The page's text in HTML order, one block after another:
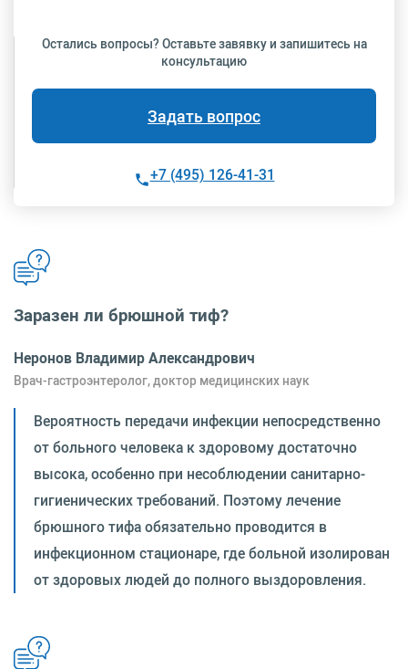
Остались вопросы? Оставьте завявку и запишитесь на
консультацию
Задать вопрос
+7 (495) 126-41-31
Заразен ли брюшной тиф?
Неронов Владимир Александрович
Врач-гастроэнтеролог, доктор медицинских наук
Вероятность передачи инфекции непосредственно
от больного человека к здоровому достаточно
высока, особенно при несоблюдении санитарно-
гигиенических требований. Поэтому лечение
брюшного тифа обязательно проводится в
инфекционном стационаре, где больной изолирован
от здоровых людей до полного выздоровления.